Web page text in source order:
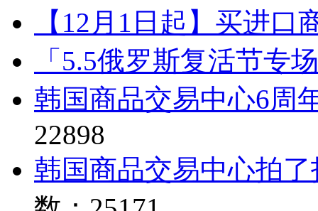
【12月1日起】买进口
「5.5俄罗斯复活节专
韩国商品交易中心6周
22898
韩国商品交易中心拍